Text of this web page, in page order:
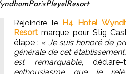
Rejoindre le
H4 Hotel
Resort marque pour Stig
étape : « Je suis honoré de
générale de cet
est remarquable,
enthousiasme que je